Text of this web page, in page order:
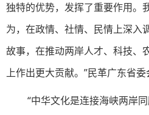
独特的优势，发挥了重要作用。
为，在政情、社情、民情上深入
故事，在推动两岸人才、科技、
上作出更大贡献。”民革广东省委
“中华文化是连接海峡两岸